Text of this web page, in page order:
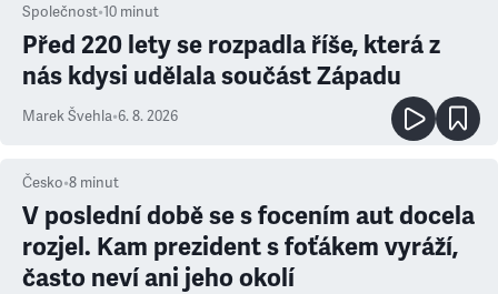
Společnost•10 minut
Před 220 lety se rozpadla říše, která z
nás kdysi udělala součást Západu
Marek Švehla•6. 8. 2026
Česko•8 minut
V poslední době se s focením aut docela
rozjel. Kam prezident s foťákem vyráží,
často neví ani jeho okolí